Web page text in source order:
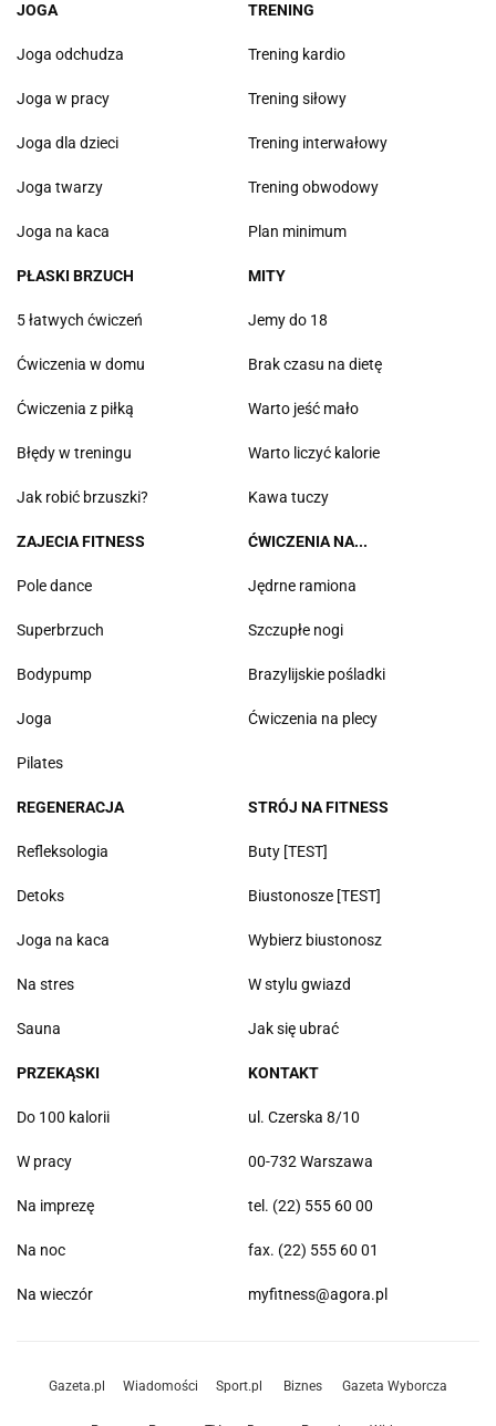
JOGA
Joga odchudza
Joga w pracy
Joga dla dzieci
Joga twarzy
Joga na kaca
TRENING
Trening kardio
Trening siłowy
Trening interwałowy
Trening obwodowy
Plan minimum
PŁASKI BRZUCH
5 łatwych ćwiczeń
Ćwiczenia w domu
Ćwiczenia z piłką
Błędy w treningu
Jak robić brzuszki?
MITY
Jemy do 18
Brak czasu na dietę
Warto jeść mało
Warto liczyć kalorie
Kawa tuczy
ZAJECIA FITNESS
Pole dance
Superbrzuch
Bodypump
Joga
Pilates
ĆWICZENIA NA...
Jędrne ramiona
Szczupłe nogi
Brazylijskie pośladki
Ćwiczenia na plecy
REGENERACJA
Refleksologia
Detoks
Joga na kaca
Na stres
Sauna
STRÓJ NA FITNESS
Buty [TEST]
Biustonosze [TEST]
Wybierz biustonosz
W stylu gwiazd
Jak się ubrać
PRZEKĄSKI
Do 100 kalorii
W pracy
Na imprezę
Na noc
Na wieczór
KONTAKT
ul. Czerska 8/10
00-732 Warszawa
tel. (22) 555 60 00
fax. (22) 555 60 01
myfitness@agora.pl
Gazeta.pl Wiadomości Sport.pl Biznes Gazeta Wyborcza